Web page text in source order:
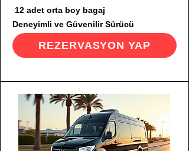
12 adet orta boy bagaj
Deneyimli ve Güvenilir Sürücü
REZERVASYON YAP